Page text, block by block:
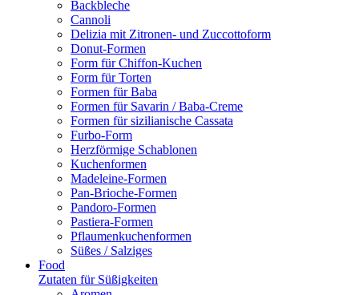
Backbleche
Cannoli
Delizia mit Zitronen- und Zuccottoform
Donut-Formen
Form für Chiffon-Kuchen
Form für Torten
Formen für Baba
Formen für Savarin / Baba-Creme
Formen für sizilianische Cassata
Furbo-Form
Herzförmige Schablonen
Kuchenformen
Madeleine-Formen
Pan-Brioche-Formen
Pandoro-Formen
Pastiera-Formen
Pflaumenkuchenformen
Süßes / Salziges
Food
Zutaten für Süßigkeiten